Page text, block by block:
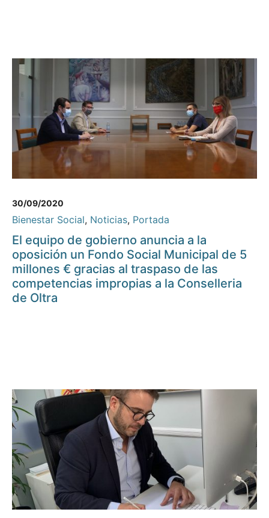
30/09/2020
Bienestar Social, Noticias, Portada
El equipo de gobierno anuncia a la
oposición un Fondo Social Municipal de 5
millones € gracias al traspaso de las
competencias impropias a la Conselleria
de Oltra